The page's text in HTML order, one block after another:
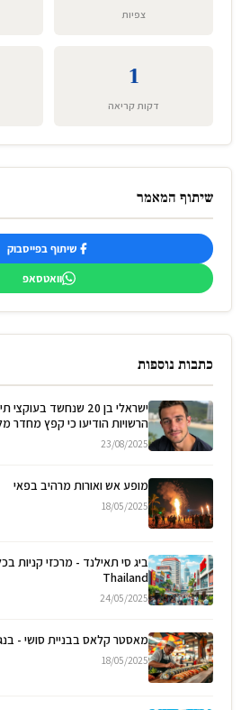
צפיות
1
דקות קריאה
שיתוף המאמר
שיתוף בפייסבוק
וואטסאפ
כתבות נוספות
ישראלי בן 20 שנחשד
הרשויות הודיעו כי קפץ מחדר
23/08/2025
מופע אש ואורות מרהיב בפאי
18/05/2025
Thailand
24/05/2025
מאסטר קלאס בבניית סושי -
18/05/2025